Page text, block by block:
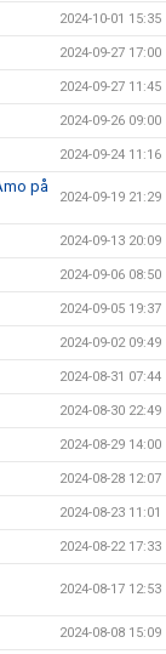
2024-10-01 15:35
2024-09-27 17:00
2024-09-27 11:45
2024-09-26 09:00
2024-09-24 11:16
på
2024-09-19 21:29
2024-09-13 20:09
2024-09-06 08:50
2024-09-05 19:37
2024-09-02 09:49
2024-08-31 07:44
2024-08-30 22:49
2024-08-29 14:00
2024-08-28 12:07
2024-08-23 11:01
2024-08-22 17:33
2024-08-17 12:53
2024-08-08 15:09